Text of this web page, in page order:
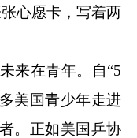
心愿卡，写着两
在青年。自“5
美国青少年走进
。正如美国乒协